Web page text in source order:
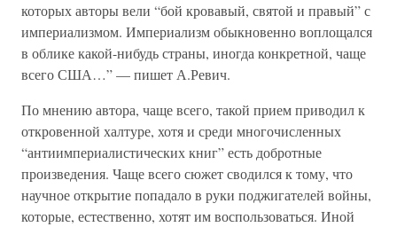
которых авторы вели “бой кровавый, святой и правый” с
империализмом. Империализм обыкновенно воплощался
в облике какой-нибудь страны, иногда конкретной, чаще
всего США…” — пишет А.Ревич.
По мнению автора, чаще всего, такой прием приводил к
откровенной халтуре, хотя и среди многочисленных
“антиимпериалистических книг” есть добротные
произведения. Чаще всего сюжет сводился к тому, что
научное открытие попадало в руки поджигателей войны,
которые, естественно, хотят им воспользоваться. Иной